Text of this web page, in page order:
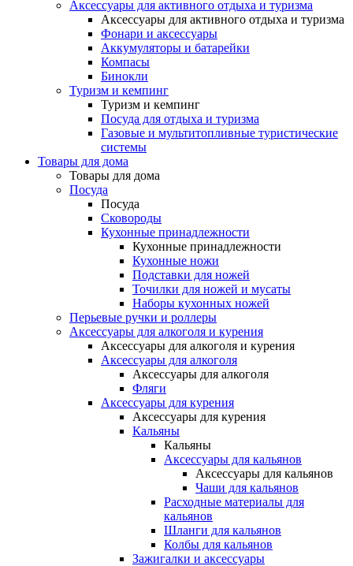
Аксессуары для активного отдыха и туризма
Аксессуары для активного отдыха и туризма
Фонари и аксессуары
Аккумуляторы и батарейки
Компасы
Бинокли
Туризм и кемпинг
Туризм и кемпинг
Посуда для отдыха и туризма
Газовые и мультитопливные туристические
системы
Товары для дома
Товары для дома
Посуда
Посуда
Сковороды
Кухонные принадлежности
Кухонные принадлежности
Кухонные ножи
Подставки для ножей
Точилки для ножей и мусаты
Наборы кухонных ножей
Перьевые ручки и роллеры
Аксессуары для алкоголя и курения
Аксессуары для алкоголя и курения
Аксессуары для алкоголя
Аксессуары для алкоголя
Фляги
Аксессуары для курения
Аксессуары для курения
Кальяны
Кальяны
Аксессуары для кальянов
Аксессуары для кальянов
Чаши для кальянов
Расходные материалы для
кальянов
Шланги для кальянов
Колбы для кальянов
Зажигалки и аксессуары